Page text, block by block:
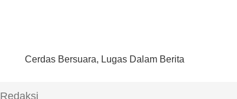
Cerdas Bersuara, Lugas Dalam Berita
Redaksi